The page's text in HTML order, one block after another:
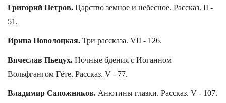
Григорий Петров. Царство земное и небесное. Рассказ. II -
51.
Ирина Поволоцкая. Три рассказа. VII - 126.
Вячеслав Пьецух. Ночные бдения с Иоганном
Вольфгангом Гёте. Рассказ. V - 77.
Владимир Сапожников. Анютины глазки. Рассказ. V - 107.